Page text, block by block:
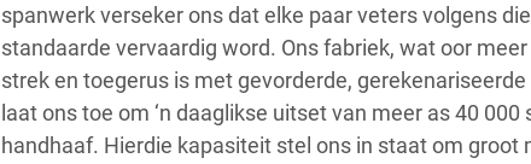
spanwerk verseker ons dat elke paar veters volgens
standaarde vervaardig word. Ons fabriek, wat oor meer
strek en toegerus is met gevorderde,
laat ons toe om ‘n daaglikse uitset van meer as 40 000
handhaaf. Hierdie kapasiteit stel ons in staat om groot